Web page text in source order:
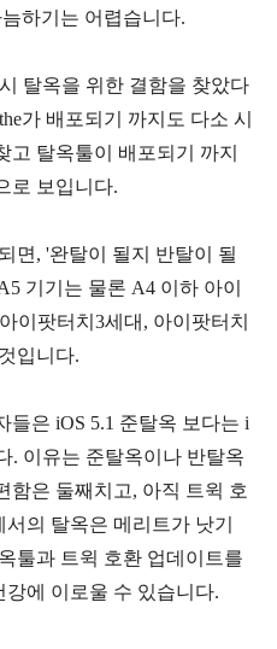
하기는 어렵습니다.
탈옥을 위한 결함을 찾았다
가 배포되기 까지도 다소 시
고 탈옥툴이 배포되기 까지
로 보입니다.
면, '완탈이 될지 반탈이 될
기기는 물론 A4 이하 아이
이팟터치3세대, 아이팟터치
입니다.
들은 iOS 5.1 준탈옥 보다는 i
. 이유는 준탈옥이나 반탈옥
함은 둘째치고, 아직 트윅 호
의 탈옥은 메리트가 낫기
툴과 트윅 호환 업데이트를
에 이로울 수 있습니다.